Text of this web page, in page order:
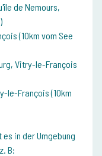
de Nemours,
(10km vom See
Vitry-le-François
le-François (10km
in der Umgebung
B: